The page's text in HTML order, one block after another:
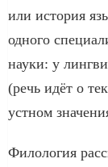
или история
одного
науки: у
(речь идёт о
устном
Филология